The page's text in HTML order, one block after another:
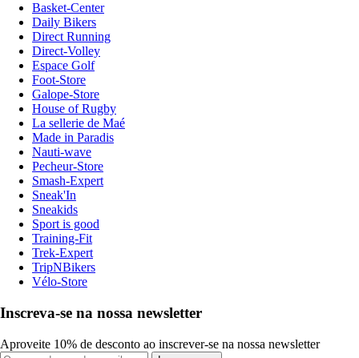
Basket-Center
Daily Bikers
Direct Running
Direct-Volley
Espace Golf
Foot-Store
Galope-Store
House of Rugby
La sellerie de Maé
Made in Paradis
Nauti-wave
Pecheur-Store
Smash-Expert
Sneak'In
Sneakids
Sport is good
Training-Fit
Trek-Expert
TripNBikers
Vélo-Store
Inscreva-se na nossa newsletter
Aproveite 10% de desconto ao inscrever-se na nossa newsletter